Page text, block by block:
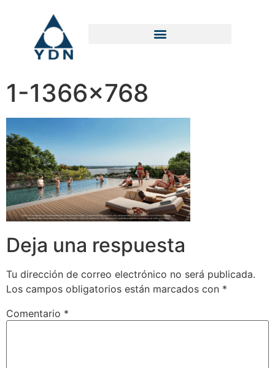
1-1366×768
Deja una respuesta
Tu dirección de correo electrónico no será publicada.
Los campos obligatorios están marcados con *
Comentario *